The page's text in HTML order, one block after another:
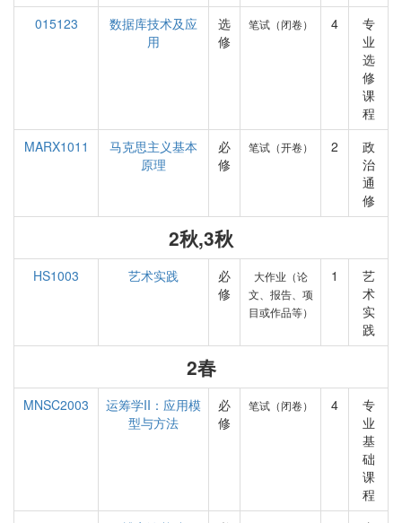
015123
数据库技术及应
用
选
修
笔试（闭卷） 4
专
业
选
修
课
程
MARX1011
马克思主义基本
原理
必
修
笔试（开卷） 2
政
治
通
修
2秋,3秋
HS1003 艺术实践
必
修
大作业（论
文、报告、项
目或作品等）
1
艺
术
实
践
2春
MNSC2003
运筹学II：应用模
型与方法
必
修
笔试（闭卷） 4
专
业
基
础
课
程